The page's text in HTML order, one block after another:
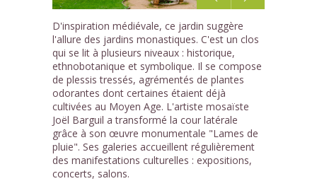
1 /7
D'inspiration médiévale, ce jardin suggère
l'allure des jardins monastiques. C'est un clos
qui se lit à plusieurs niveaux : historique,
ethnobotanique et symbolique. Il se compose
de plessis tressés, agrémentés de plantes
odorantes dont certaines étaient déjà
cultivées au Moyen Age. L'artiste mosaïste
Joël Barguil a transformé la cour latérale
grâce à son œuvre monumentale "Lames de
pluie". Ses galeries accueillent régulièrement
des manifestations culturelles : expositions,
concerts, salons.